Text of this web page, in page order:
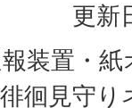
更新
装置・
徊見守